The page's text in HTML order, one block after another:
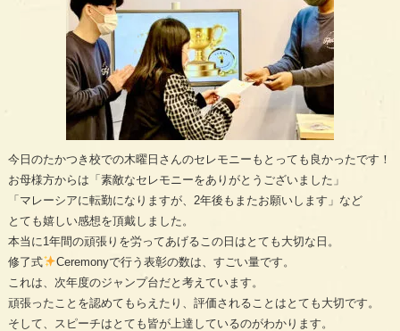
今日のたかつき校での木曜日さんのセレモニーもとっても良かったです！
お母様方からは「素敵なセレモニーをありがとうございました」
「マレーシアに転勤になりますが、2年後もまたお願いします」など
とても嬉しい感想を頂戴しました。
本当に1年間の頑張りを労ってあげるこの日はとても大切な日。
修了式
Ceremonyで行う表彰の数は、すごい量です。
これは、次年度のジャンプ台だと考えています。
頑張ったことを認めてもらえたり、評価されることはとても大切です。
そして、スピーチはとても皆が上達しているのがわかります。